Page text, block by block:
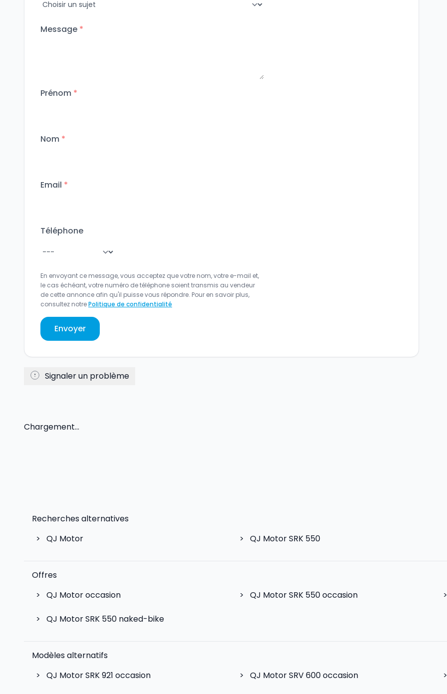
Message *
Prénom *
Nom *
Email *
Téléphone
En envoyant ce message, vous acceptez que votre nom, votre e-mail et,
le cas échéant, votre numéro de téléphone soient transmis au vendeur
de cette annonce afin qu'il puisse vous répondre. Pour en savoir plus,
consultez notrePolitique de confidentialité
Envoyer
Signaler un problème
Chargement...
Recherches alternatives
>
QJ Motor > QJ Motor SRK 550
Offres
>
QJ Motor occasion > QJ Motor SRK 550 occasion >
> QJ Motor SRK 550 naked-bike
Modèles alternatifs
>
QJ Motor SRK 921 occasion > QJ Motor SRV 600occasion >